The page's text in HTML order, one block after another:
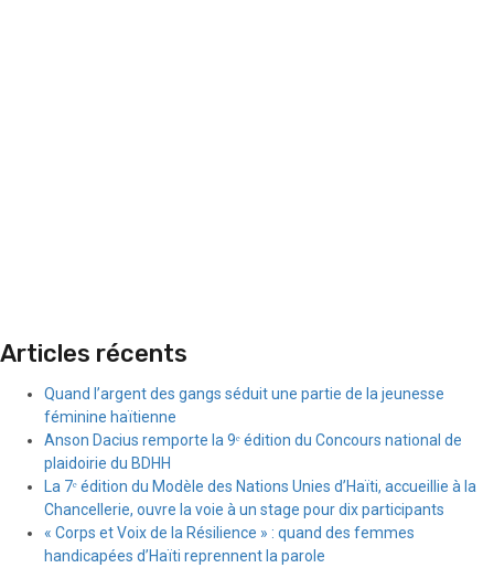
Articles récents
Quand l’argent des gangs séduit une partie de la jeunesse
féminine haïtienne
Anson Dacius remporte la 9ᵉ édition du Concours national de
plaidoirie du BDHH
La 7ᵉ édition du Modèle des Nations Unies d’Haïti, accueillie à la
Chancellerie, ouvre la voie à un stage pour dix participants
« Corps et Voix de la Résilience » : quand des femmes
handicapées d’Haïti reprennent la parole